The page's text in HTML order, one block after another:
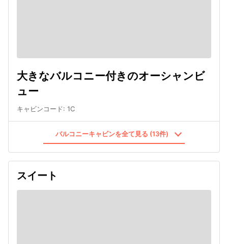
大きなバルコニー付きのオーシャンビ
ュー
キャビンコード: 1C
バルコニーキャビンを全て見る (13件)
スイート